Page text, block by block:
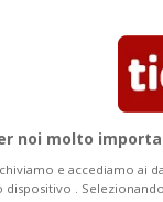
noi molto
e accediamo ai
.